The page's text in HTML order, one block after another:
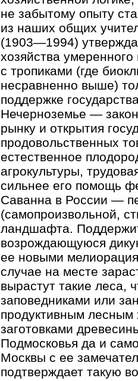
не забытому опыту
из наших общих
(1903—1994)
хозяйства
с тропиками (где
несравненно выше)
поддержке
Нечерноземье —
рынку и открытия
продовольственных
естественное
агрокультуры,
сильнее его помощь
Саванна в России —
(самопроизвольной,
ландшафта.
возрождающуюся
ее новыми
случае на месте
вырастут такие леса,
заповедниками или
продуктивным лесным
заготовками
Подмосковья да и
Москвы с ее
подтверждает такую